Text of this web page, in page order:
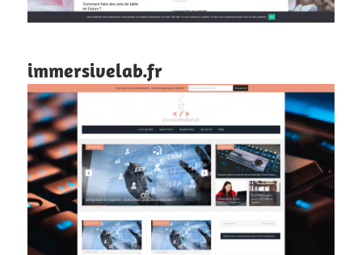
immersivelab.fr